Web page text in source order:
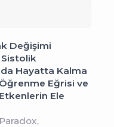
Değişimi
Sistolik
Hayatta Kalma
Eğrisi ve
Ele